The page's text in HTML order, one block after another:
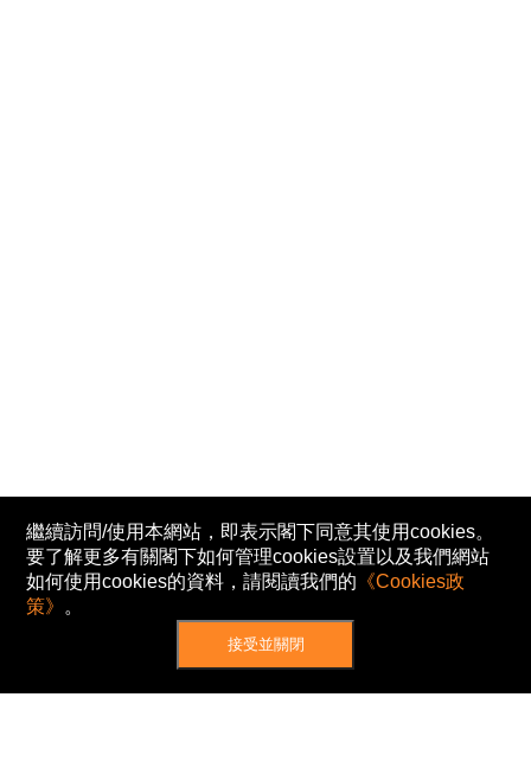
繼續訪問/使用本網站，即表示閣下同意其使用cookies。
要了解更多有關閣下如何管理cookies設置以及我們網站
如何使用cookies的資料，請閱讀我們的 《Cookies政
策》 。
接受並關閉